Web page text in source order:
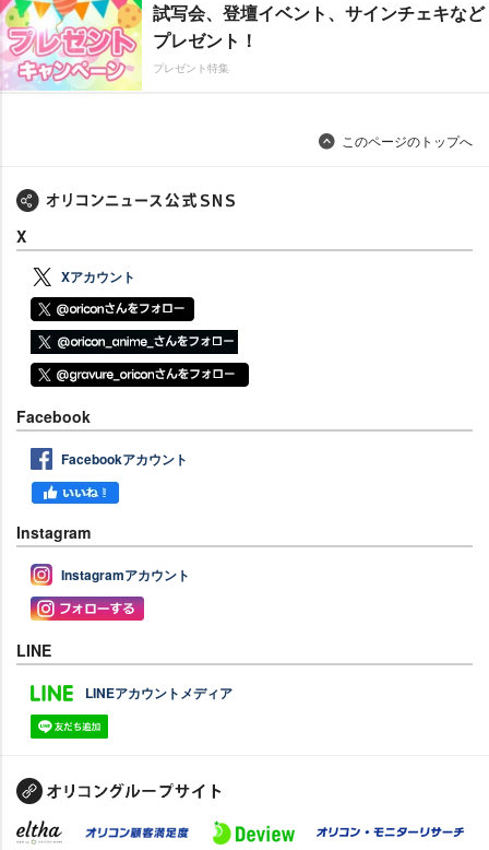
試写会、登壇イベント、サインチェキなど
プレゼント！
プレゼント特集
このページのトップへ
X
Xアカウント
Facebook
Facebookアカウント
Instagram
Instagramアカウント
LINE
LINEアカウントメディア